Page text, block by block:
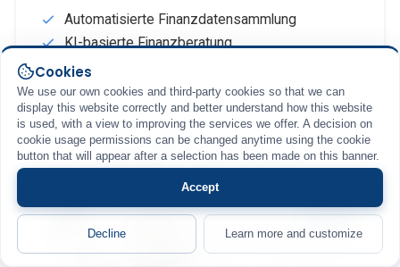
Cookies
We use our own cookies and third-party cookies so that we can
display this website correctly and better understand how this website
is used, with a view to improving the services we offer. A decision on
cookie usage permissions can be changed anytime using the cookie
button that will appear after a selection has been made on this banner.
Accept
Decline Learn more and customize
Automatisierte Finanzdatensammlung
KI-basierte Finanzberatung